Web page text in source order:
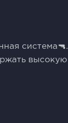
система🔫.
высокую